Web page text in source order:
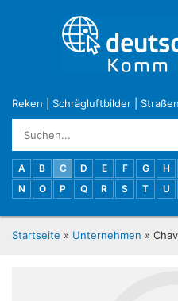
Reken Schrägluftbilder Straßen
A B C D E F G H
N
O P Q R S T U
Startseite » Unternehmen »